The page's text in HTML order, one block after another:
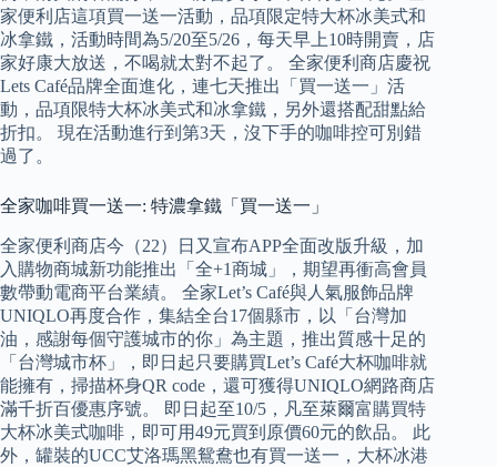
家便利店這項買一送一活動，品項限定特大杯冰美式和
冰拿鐵，活動時間為5/20至5/26，每天早上10時開賣，店
家好康大放送，不喝就太對不起了。 全家便利商店慶祝
Lets Café品牌全面進化，連七天推出「買一送一」活
動，品項限特大杯冰美式和冰拿鐵，另外還搭配甜點給
折扣。 現在活動進行到第3天，沒下手的咖啡控可別錯
過了。
全家咖啡買一送一: 特濃拿鐵「買一送一」
全家便利商店今（22）日又宣布APP全面改版升級，加
入購物商城新功能推出「全+1商城」，期望再衝高會員
數帶動電商平台業績。 全家Let’s Café與人氣服飾品牌
UNIQLO再度合作，集結全台17個縣市，以「台灣加
油，感謝每個守護城市的你」為主題，推出質感十足的
「台灣城市杯」，即日起只要購買Let’s Café大杯咖啡就
能擁有，掃描杯身QR code，還可獲得UNIQLO網路商店
滿千折百優惠序號。 即日起至10/5，凡至萊爾富購買特
大杯冰美式咖啡，即可用49元買到原價60元的飲品。 此
外，罐裝的UCC艾洛瑪黑鴛鴦也有買一送一，大杯冰港